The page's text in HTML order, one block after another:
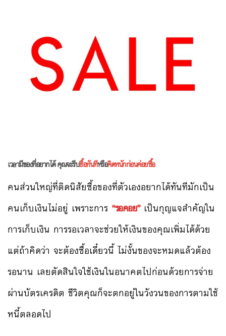
เวลามีของที่อยากได้ คุณจะรีบซื้อทันทีหรือคิดหนักก่อนค่อยซื้อ
คนส่วนใหญ่ที่ติดนิสัยซื้อของที่ตัวเองอยากได้ทันทีมักเป็น
คนเก็บเงินไม่อยู่ เพราะการ “รอคอย”เป็นกุญแจสำคัญใน
การเก็บเงิน การรอเวลาจะช่วยให้เงินของคุณเพิ่มได้ด้วย
แต่ถ้าคิดว่า จะต้องซื้อเดี๋ยวนี้ ไม่งั้นของจะหมดแล้วต้อง
รอนาน เลยตัดสินใจใช้เงินในอนาคตไปก่อนด้วยการจ่าย
ผ่านบัตรเครดิต ชีวิตคุณก็จะตกอยู่ในวังวนของการตามใช้
หนี้ตลอดไป